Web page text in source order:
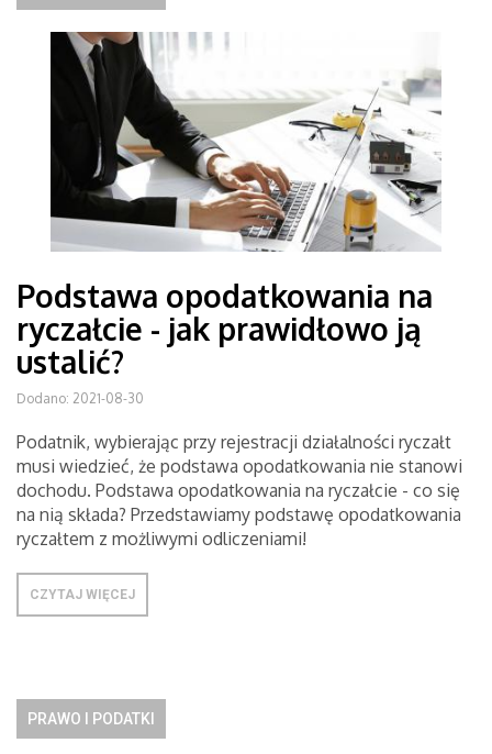
Podstawa opodatkowania na
ryczałcie - jak prawidłowo ją
ustalić?
Dodano: 2021-08-30
Podatnik, wybierając przy rejestracji działalności ryczałt
musi wiedzieć, że podstawa opodatkowania nie stanowi
dochodu. Podstawa opodatkowania na ryczałcie - co się
na nią składa? Przedstawiamy podstawę opodatkowania
ryczałtem z możliwymi odliczeniami!
CZYTAJ WIĘCEJ
PRAWO I PODATKI